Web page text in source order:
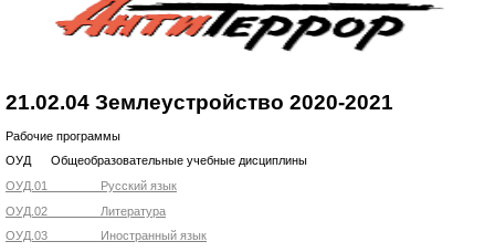
21.02.04 Землеустройство 2020-2021
Рабочие программы
ОУД Общеобразовательные учебные дисциплины
ОУД.01 Русский язык
ОУД.02 Литература
ОУД.03 Иностранный язык